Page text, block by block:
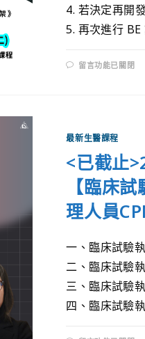
4. 若決定再開
5. 再次進行
留言功能已關閉
最新生醫課程
<已截止
【臨床
理人員
一、臨床試驗
二、臨床試驗
三、臨床試驗
四、臨床試驗